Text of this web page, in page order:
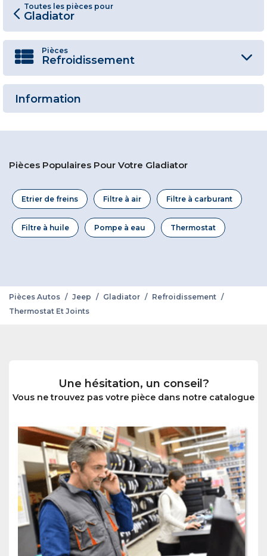
Toutes les pièces pour
Gladiator
Pièces
Refroidissement
Information
Pièces Populaires Pour Votre Gladiator
Etrier de freins Filtre à air Filtre à carburant
Filtre à huile Pompe à eau Thermostat
Pièces Autos / Jeep / Gladiator / Refroidissement /
Thermostat Et Joints
Une hésitation, un conseil?
Vous ne trouvez pas votre pièce dans notre catalogue